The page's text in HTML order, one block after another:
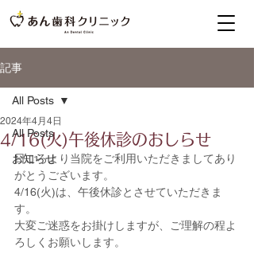
記事
All Posts
お知らせ
All Posts
4/16(火)午後休診のおしらせ
2024年4月4日
日ごろより当院をご利用いただきましてあり
がとうございます。
4/16(火)は、午後休診とさせていただきま
す。
大変ご迷惑をお掛けしますが、ご理解の程よ
ろしくお願いします。